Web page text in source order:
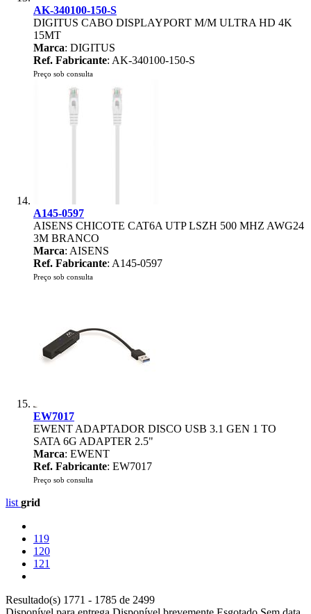
AK-340100-150-S
DIGITUS CABO DISPLAYPORT M/M ULTRA HD 4K
15MT
Marca: DIGITUS
Ref. Fabricante: AK-340100-150-S
Preço sob consulta
A145-0597
AISENS CHICOTE CAT6A UTP LSZH 500 MHZ AWG24
3M BRANCO
Marca: AISENS
Ref. Fabricante: A145-0597
Preço sob consulta
EW7017
EWENT ADAPTADOR DISCO USB 3.1 GEN 1 TO
SATA 6G ADAPTER 2.5"
Marca: EWENT
Ref. Fabricante: EW7017
Preço sob consulta
list grid
119
120
121
Resultado(s) 1771 - 1785 de 2499